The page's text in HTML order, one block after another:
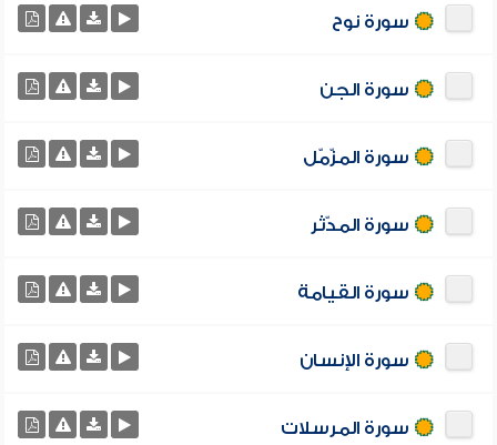
سورة نوح
سورة الجن
سورة المزّمّل
سورة المدّثر
سورة القيامة
سورة الإنسان
سورة المرسلات